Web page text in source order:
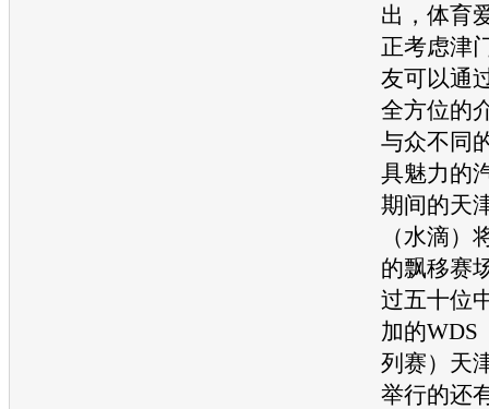
出，体育
正考虑津
友可以通
全方位的
与众不同
具魅力的
期间的天
（水滴）
的飘移赛
过五十位
加的WDS
列赛）天
举行的还